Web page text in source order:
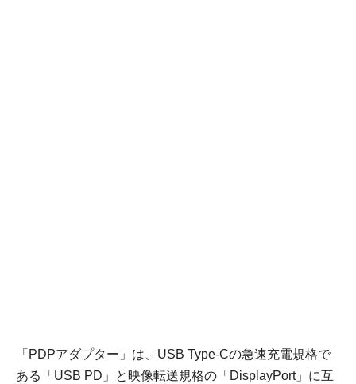
「PDPアダプター」は、USB Type-Cの急速充電規格で
ある「USB PD」と映像転送規格の「DisplayPort」に互